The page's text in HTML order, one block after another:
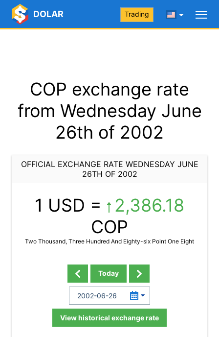
DOLAR Trading
COP exchange rate
from Wednesday June
26th of 2002
OFFICIAL EXCHANGE RATE WEDNESDAY JUNE
26TH OF 2002
1 USD =
2,386.18
COP
Two Thousand, Three Hundred And Eighty-six Point One Eight
Today
View historical exchange rate